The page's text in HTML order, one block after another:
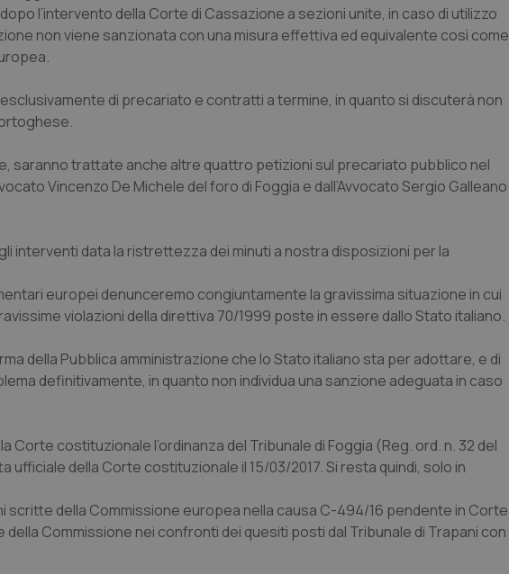
l’intervento della Corte di Cassazione a sezioni unite, in caso di utilizzo
non viene sanzionata con una misura effettiva ed equivalente così come
di precariato e contratti a termine, in quanto si discuterà non
saranno trattate anche altre quattro petizioni sul precariato pubblico nel
Vincenzo De Michele del foro di Foggia e dall’Avvocato Sergio Galleano
interventi data la ristrettezza dei minuti a nostra disposizioni per la
europei denunceremo congiuntamente la gravissima situazione in cui
violazioni della direttiva 70/1999 poste in essere dallo Stato italiano.
della Pubblica amministrazione che lo Stato italiano sta per adottare, e di
definitivamente, in quanto non individua una sanzione adeguata in caso
costituzionale l’ordinanza del Tribunale di Foggia (Reg. ord. n. 32 del
ufficiale della Corte costituzionale il 15/03/2017. Si resta quindi, solo in
scritte della Commissione europea nella causa C-494/16 pendente in Corte
Commissione nei confronti dei quesiti posti dal Tribunale di Trapani con